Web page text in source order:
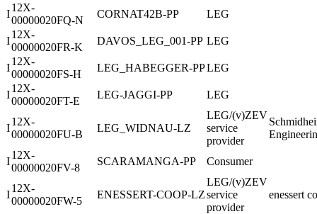
I
12X-
00000020FQ-N
CORNAT42B-PP LEG
I
12X-
00000020FR-K
DAVOS_LEG_001-PP LEG
I
12X-
00000020FS-H
LEG_HABEGGER-PPLEG
I
12X-
00000020FT-E
LEG-JAGGI-PP LEG
I
12X-
00000020FU-B
LEG_WIDNAU-LZ
LEG/(v)ZEV
service
provider
I
12X-
00000020FV-8
SCARAMANGA-PP Consumer
I
12X-
00000020FW-5
ENESSERT-COOP-LZ
LEG/(v)ZEV
service
provider
enessert